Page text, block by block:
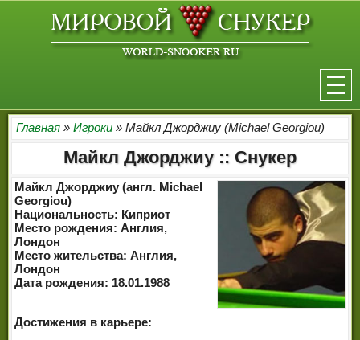
НОВОСТИ
ТУРНИРЫ
РЕЙТИНГ
ИГРОКИ
СЕНЧУРИ БРЕЙКИ
МАКСИМАЛЬНЫЕ БРЕЙКИ
Главная » Игроки » Майкл Джорджиу (Michael Georgiou)
Майкл Джорджиу :: Снукер
Майкл Джорджиу (англ. Michael
Georgiou)
Национальность: Киприот
Место рождения: Англия,
Лондон
Место жительства: Англия,
Лондон
Дата рождения: 18.01.1988
Достижения в карьере: